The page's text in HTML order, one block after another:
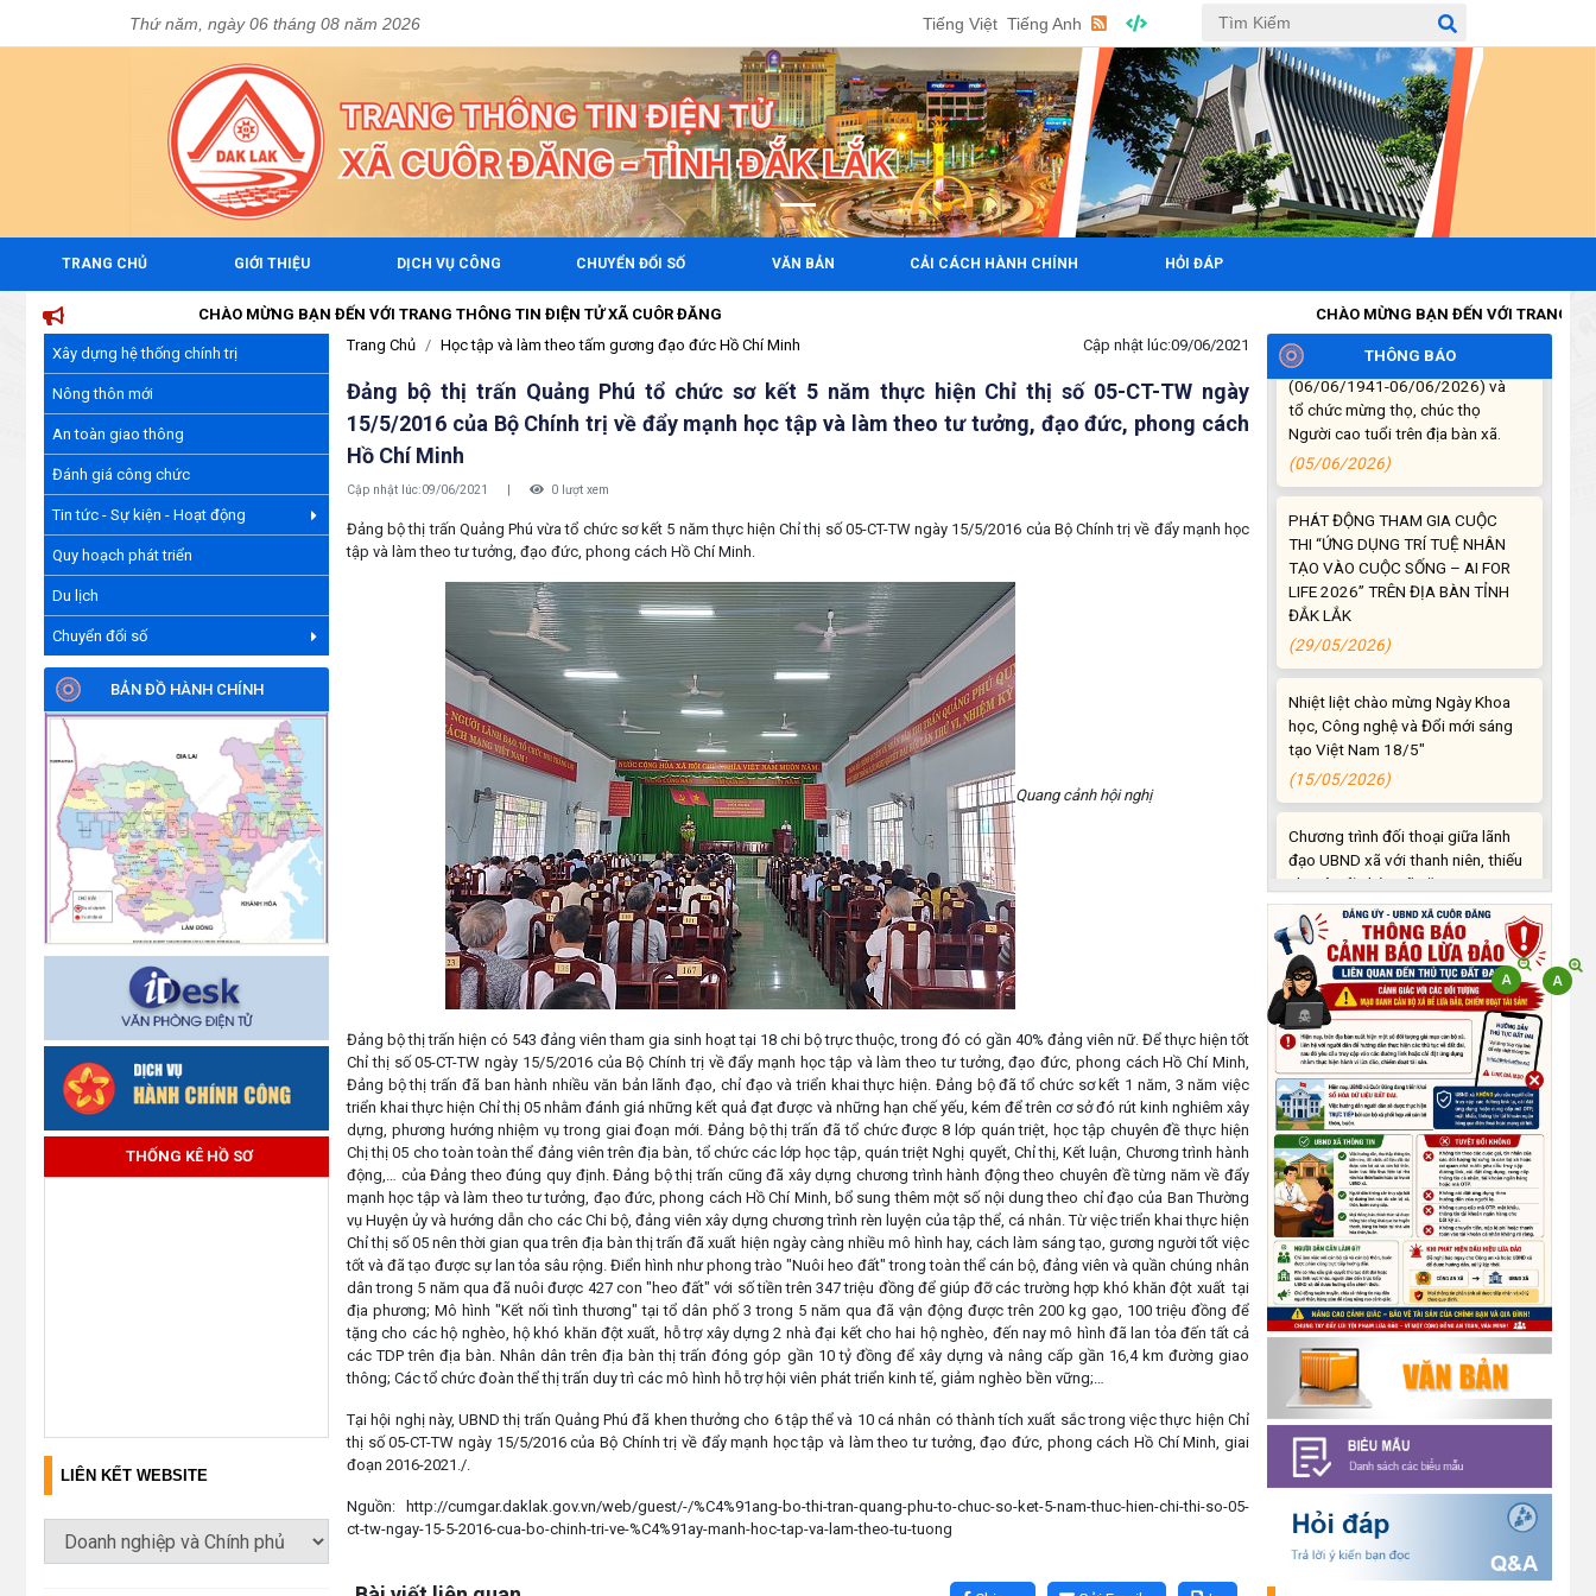
Thứ năm, ngày 06 tháng 08 năm 2026 Tiếng Việt Tiếng Anh
TRANG CHỦ GIỚI THIỆU DỊCH VỤ CÔNG CHUYỂN ĐỔI SỐ VĂN BẢN CẢI CÁCH HÀNH CHÍNH HỎI ĐÁP
CHÀO MỪNG BẠN ĐẾN VỚI TRANG THÔNG TIN ĐIỆN TỬ XÃ CUÔR ĐĂNG CHÀO MỪNG BẠN ĐẾN VỚI TRANG THÔNG
Xây dựng hệ thống chính trị
Nông thôn mới
An toàn giao thông
Đánh giá công chức
Tin tức - Sự kiện - Hoạt động
Quy hoạch phát triển
Du lịch
Chuyển đổi số
BẢN ĐỒ HÀNH CHÍNH
THỐNG KÊ HỒ SƠ
LIÊN KẾT WEBSITE
Trang Chủ Học tập và làm theo tấm gương đạo đức Hồ Chí Minh Cập nhật lúc:09/06/2021
Đảng bộ thị trấn Quảng Phú tổ chức sơ kết 5 năm thực hiện Chỉ thị số 05-CT-TW ngày
15/5/2016 của Bộ Chính trị về đẩy mạnh học tập và làm theo tư tưởng, đạo đức, phong cách
Hồ Chí Minh
Cập nhật lúc:09/06/2021 | 0 lượt xem
Đảng bộ thị trấn Quảng Phú vừa tổ chức sơ kết 5 năm thực hiện Chỉ thị số 05-CT-TW ngày 15/5/2016 của Bộ Chính trị về đẩy mạnh học
tập và làm theo tư tưởng, đạo đức, phong cách Hồ Chí Minh.
Quang cảnh hội nghị
Đảng bộ thị trấn hiện có 543 đảng viên tham gia sinh hoạt tại 18 chi bộ trực thuộc, trong đó có gần 40% đảng viên nữ. Để thực hiện tốt
Chỉ thị số 05-CT-TW ngày 15/5/2016 của Bộ Chính trị về đẩy mạnh học tập và làm theo tư tưởng, đạo đức, phong cách Hồ Chí Minh,
Đảng bộ thị trấn đã ban hành nhiều văn bản lãnh đạo, chỉ đạo và triển khai thực hiện. Đảng bộ đã tổ chức sơ kết 1 năm, 3 năm việc
triển khai thực hiện Chỉ thị 05 nhằm đánh giá những kết quả đạt được và những hạn chế yếu, kém để trên cơ sở đó rút kinh nghiêm xây
dựng, phương hướng nhiệm vụ trong giai đoạn mới. Đảng bộ thị trấn đã tổ chức được 8 lớp quán triệt, học tập chuyên đề thực hiện
Chị thị 05 cho toàn toàn thể đảng viên trên địa bàn, tổ chức các lớp học tập, quán triệt Nghị quyết, Chỉ thị, Kết luận, Chương trình hành
động,… của Đảng theo đúng quy định. Đảng bộ thị trấn cũng đã xây dựng chương trình hành động theo chuyên đề từng năm về đẩy
mạnh học tập và làm theo tư tưởng, đạo đức, phong cách Hồ Chí Minh, bổ sung thêm một số nội dung theo chỉ đạo của Ban Thường
vụ Huyện ủy và hướng dẫn cho các Chi bộ, đảng viên xây dựng chương trình rèn luyện của tập thể, cá nhân. Từ việc triển khai thực hiện
Chỉ thị số 05 nên thời gian qua trên địa bàn thị trấn đã xuất hiện ngày càng nhiều mô hình hay, cách làm sáng tạo, gương người tốt việc
tốt và đã tạo được sự lan tỏa sâu rộng. Điển hình như phong trào "Nuôi heo đất" trong toàn thể cán bộ, đảng viên và quần chúng nhân
dân trong 5 năm qua đã nuôi được 427 con "heo đất" với số tiền trên 347 triệu đồng để giúp đỡ các trường hợp khó khăn đột xuất tại
địa phương; Mô hình "Kết nối tình thương" tại tổ dân phố 3 trong 5 năm qua đã vận động được trên 200 kg gạo, 100 triệu đồng để
tặng cho các hộ nghèo, hộ khó khăn đột xuất, hỗ trợ xây dựng 2 nhà đại kết cho hai hộ nghèo, đến nay mô hình đã lan tỏa đến tất cả
các TDP trên địa bàn. Nhân dân trên địa bàn thị trấn đóng góp gần 10 tỷ đồng để xây dựng và nâng cấp gần 16,4 km đường giao
thông; Các tổ chức đoàn thể thị trấn duy trì các mô hình hỗ trợ hội viên phát triển kinh tế, giảm nghèo bền vững;…
Tại hội nghị này, UBND thị trấn Quảng Phú đã khen thưởng cho 6 tập thể và 10 cá nhân có thành tích xuất sắc trong việc thực hiện Chỉ
thị số 05-CT-TW ngày 15/5/2016 của Bộ Chính trị về đẩy mạnh học tập và làm theo tư tưởng, đạo đức, phong cách Hồ Chí Minh, giai
đoạn 2016-2021./.
Nguồn: http://cumgar.daklak.gov.vn/web/guest/-/%C4%91ang-bo-thi-tran-quang-phu-to-chuc-so-ket-5-nam-thuc-hien-chi-thi-so-05-
ct-tw-ngay-15-5-2016-cua-bo-chinh-tri-ve-%C4%91ay-manh-hoc-tap-va-lam-theo-tu-tuong
THÔNG BÁO
(06/07/2026)
Hội nghị công bố Nghị quyết, các
quyết định về thành lập thôn,
buôn, thành lập tổ chức Đảng, chỉ
định cấp ủy, trưởng các thôn,
buôn, trưởng Ban công tác Mặt
trận các thôn, buôn
(03/07/2026)
niệm 85 năm Ngày truyền thống
Người cao tuổi Việt Nam
(06/06/1941-06/06/2026) và
tổ chức mừng thọ, chúc thọ
Người cao tuổi trên địa bàn xã.
(05/06/2026)
PHÁT ĐỘNG THAM GIA CUỘC
THI “ỨNG DỤNG TRÍ TUỆ NHÂN
TẠO VÀO CUỘC SỐNG – AI FOR
LIFE 2026” TRÊN ĐỊA BÀN TỈNH
ĐẮK LẮK
(29/05/2026)
Nhiệt liệt chào mừng Ngày Khoa
học, Công nghệ và Đổi mới sáng
tạo Việt Nam 18/5"
(15/05/2026)
Chương trình đối thoại giữa lãnh
đạo UBND xã với thanh niên, thiếu
nhi trên địa bàn xã năm 2026
(14/05/2026)
Chương trình kỷ niệm 85 năm
ngày thành lập Đội TNTP Hồ Chí
Minh (15/05/1941 –
15/05/2026) và kỷ niệm 136
năm ngày sinh Chủ tịch Hồ Chí
Minh (19/05/1890 –
19/05/2026).
(14/05/2026)
Tuyển dụng lao động
(07/05/2026)
Thông báo về thực hiện Luật
tương trợ tư pháp về dân sự và
các văn bản quy định chi tiết,
hướng dẫn thi hành
(04/08/2026)
Thông báo cảnh báo lừa đảo liên
quan đến thủ tục đất đai
(24/07/2026)
Triển khai xây dựng mô hình
“Trồng tái canh Cà phê Vối” năm
2026 tại các hộ nông dân trên địa